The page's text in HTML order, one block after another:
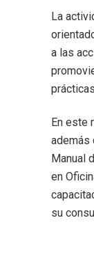
La
a las
En este
además
Manual
en
su